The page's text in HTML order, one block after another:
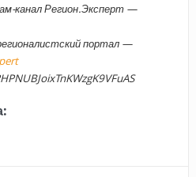
канал Регион.Эксперт —
портал —